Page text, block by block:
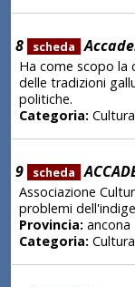
8 scheda
Ha come scopo la
delle tradizioni
politiche.
Categoria:Cultura
9 scheda
Associazione
problemi
Provincia:ancona
Categoria:Cultura